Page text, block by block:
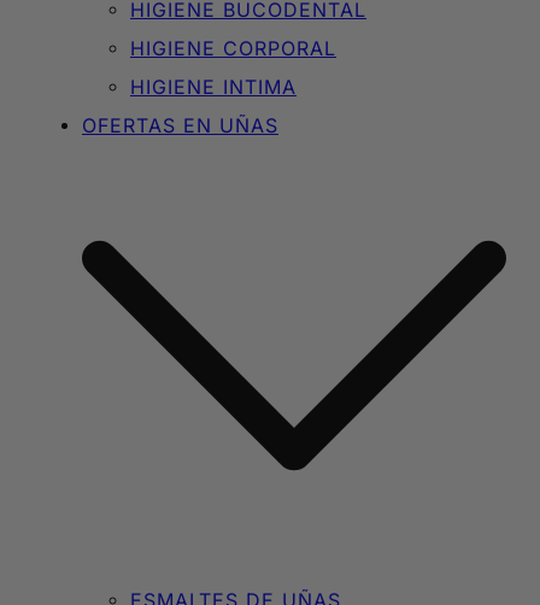
HIGIENE BUCODENTAL
HIGIENE CORPORAL
HIGIENE INTIMA
OFERTAS EN UÑAS
ESMALTES DE UÑAS